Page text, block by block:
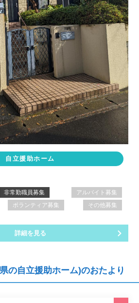
自立援助ホーム
非常勤職員募集
アルバイト募集
ボランティア募集 その他募集
詳細を見る
の自立援助ホーム)のおたより